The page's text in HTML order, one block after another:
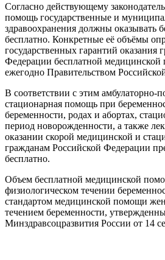
Согласно действующему
помощь государственные и
здравоохранения должны
бесплатно. Конкретные её объёмы
государственных гарантий оказания
Федерации бесплатной
ежегодно Правительством
В соответствии с этим амбулаторно-
стационарная помощь при
беременности, родах и абортах,
период новорожденности, а также
оказании скорой медицинской и
гражданам Российской Федерации
бесплатно.
Объем бесплатной медицинской
физиологическом течении
стандартом медицинской помощи
течением беременности,
Минздравсоцразвития России от 14